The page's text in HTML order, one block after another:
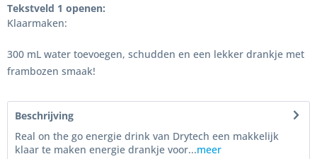
Tekstveld 1 openen:
Klaarmaken:
300 mL water toevoegen, schudden en een lekker drankje met
frambozen smaak!
Beschrijving
Real on the go energie drink van Drytech een makkelijk
klaar te maken energie drankje voor...meer